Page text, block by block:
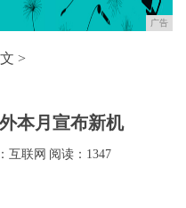
广告
>
本月宣布新机
互联网 阅读：1347